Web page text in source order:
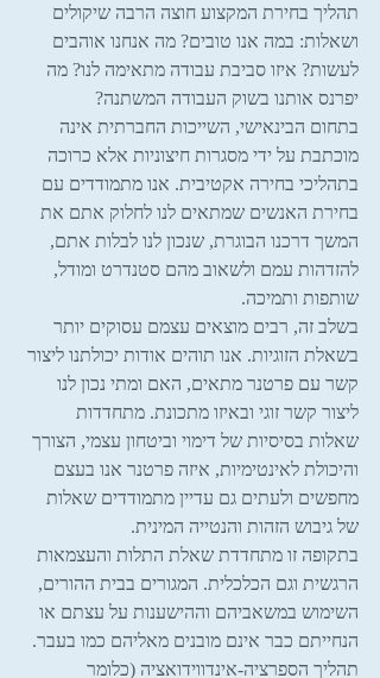
תהליך בחירת המקצוע חוצה הרבה שיקולים
ושאלות: במה אנו טובים? מה אנחנו אוהבים
לעשות? איזו סביבת עבודה מתאימה לנו? מה
יפרנס אותנו בשוק העבודה המשתנה?
בתחום הבינאישי, השייכות החברתית אינה
מוכתבת על ידי מסגרות חיצוניות אלא כרוכה
בתהליכי בחירה אקטיבית. אנו מתמודדים עם
בחירת האנשים שמתאים לנו לחלוק אתם את
המשך דרכנו הבוגרת, שנכון לנו לבלות אתם,
להזדהות עמם ולשאוב מהם סטנדרט ומודל,
שותפות ותמיכה.
בשלב זה, רבים מוצאים עצמם עסוקים יותר
בשאלת הזוגיות. אנו תוהים אודות יכולתנו ליצור
קשר עם פרטנר מתאים, האם ומתי נכון לנו
ליצור קשר זוגי ובאיזו מתכונת. מתחדדות
שאלות בסיסיות של דימוי וביטחון עצמי, הצורך
והיכולת לאינטימיות, איזה פרטנר אנו בעצם
מחפשים ולעתים גם עדיין מתמודדים שאלות
של גיבוש הזהות והנטייה המינית.
בתקופה זו מתחדדת שאלת התלות והעצמאות
הרגשית וגם הכלכלית. המגורים בבית ההורים,
השימוש במשאביהם וההישענות על עצתם או
הנחייתם כבר אינם מובנים מאליהם כמו בעבר.
תהליך הספרציה-אינדווידואציה (כלומר